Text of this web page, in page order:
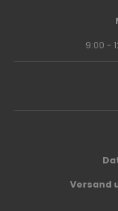
9:00 -
Versand